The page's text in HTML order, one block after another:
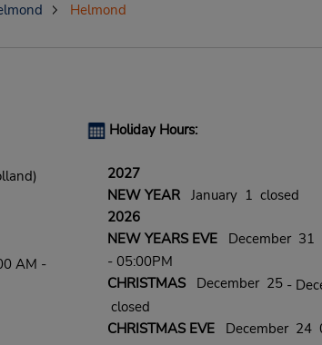
Helmond
AM -
Holiday Hours:
2027
NEW YEARJanuary 1 closed
2026
NEW YEARS EVEDecember 31
- 05:00PM
CHRISTMASDecember 25 -
closed
CHRISTMAS EVEDecember 24